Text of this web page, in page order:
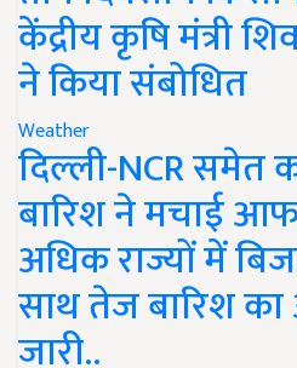
केंद्रीय कृषि मंत्री
ने किया संबोधित
Weather
दिल्ली-NCR समेत
बारिश ने मचाई
अधिक राज्यों में
साथ तेज बारिश का
जारी..